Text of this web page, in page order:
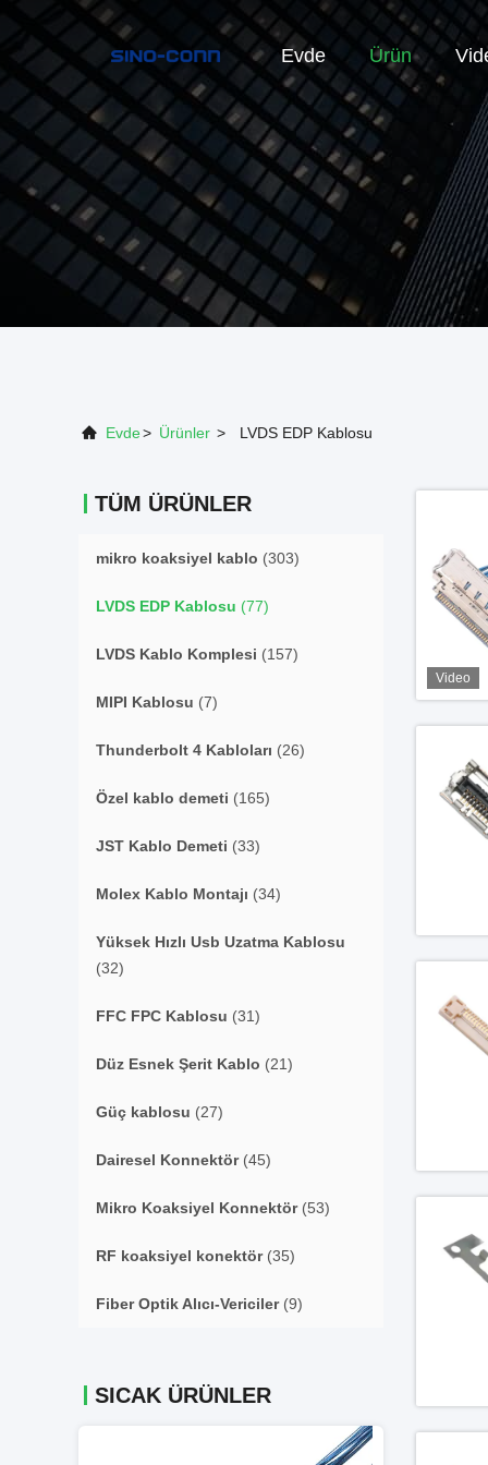
Evde Ürün
Evde> Ürünler > LVDS EDP Kablosu
TÜM ÜRÜNLER
mikro koaksiyel kablo (303)
LVDS EDP Kablosu (77)
LVDS Kablo Komplesi (157)
MIPI Kablosu (7)
Thunderbolt 4 Kabloları (26)
Özel kablo demeti (165)
JST Kablo Demeti (33)
Molex Kablo Montajı (34)
Yüksek Hızlı Usb Uzatma Kablosu
(32)
FFC FPC Kablosu (31)
Düz Esnek Şerit Kablo (21)
Güç kablosu (27)
Dairesel Konnektör(45)
Mikro Koaksiyel Konnektör(53)
RF koaksiyel konektör(35)
Fiber Optik Alıcı-Vericiler(9)
SICAK ÜRÜNLER
Video